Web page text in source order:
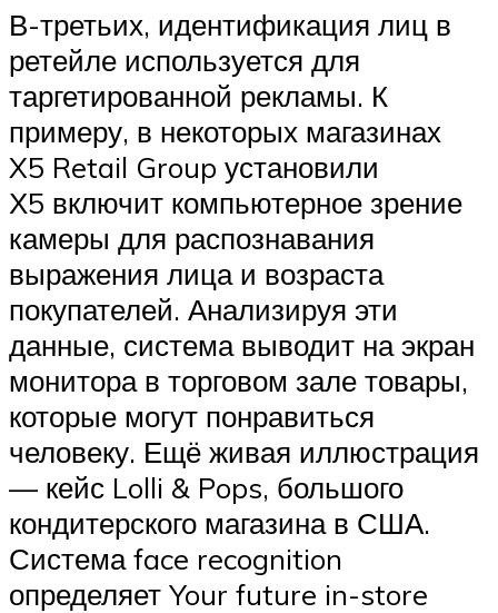
В-третьих, идентификация лиц в
ретейле используется для
таргетированной рекламы. К
примеру, в некоторых магазинах
X5 Retail Group установили
Х5 включит компьютерное зрение
камеры для распознавания
выражения лица и возраста
покупателей. Анализируя эти
данные, система выводит на экран
монитора в торговом зале товары,
которые могут понравиться
человеку. Ещё живая иллюстрация
— кейс Lolli & Pops, большого
кондитерского магазина в США.
Система face recognition
определяет Your future in-store